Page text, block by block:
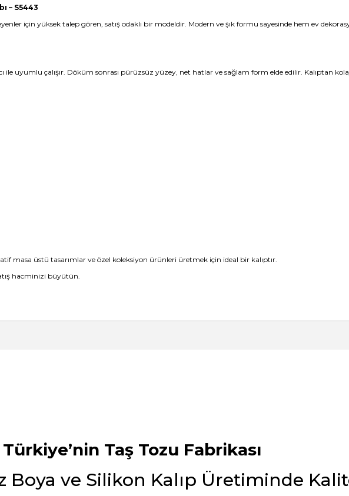
– S5443
için yüksek talep gören, satış odaklı bir modeldir. Modern ve şık formu sayesinde hem ev
ile uyumlu çalışır. Döküm sonrası pürüzsüz yüzey, net hatlar ve sağlam form elde edilir. Kalıptan
masa üstü tasarımlar ve özel koleksiyon ürünleri üretmek için ideal bir kalıptır.
hacminizi büyütün.
Türkiye’nin Taş Tozu Fabrikası
Boya ve Silikon Kalıp Üretiminde